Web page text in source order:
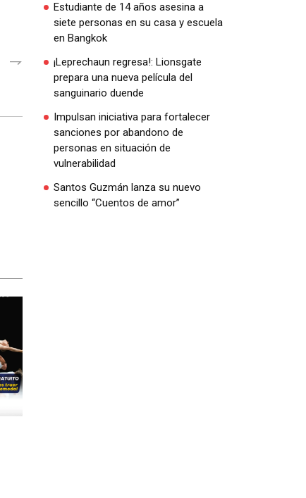
Estudiante de 14 años asesina a
siete personas en su casa y escuela
en Bangkok
¡Leprechaun regresa!: Lionsgate
prepara una nueva película del
sanguinario duende
Impulsan iniciativa para fortalecer
sanciones por abandono de
personas en situación de
vulnerabilidad
Santos Guzmán lanza su nuevo
sencillo “Cuentos de amor”